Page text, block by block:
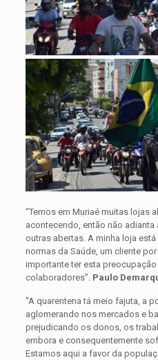
“Temos em Muriaé muitas lojas
acontecendo, então não
outras abertas. A minha loja
normas da Saúde, um cliente
importante ter esta
colaboradores”. Paulo
“A quarentena tá meio fajuta, a
aglomerando nos mercados e
prejudicando os donos, os
embora e consequentemente
Estamos aqui a favor da